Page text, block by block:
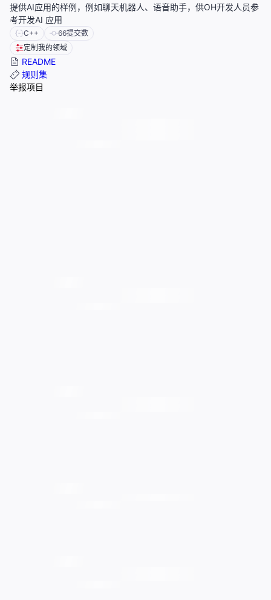
提供AI应用的样例，例如聊天机器人、语音助手，供OH开发人员参
考开发AI 应用
C++ 66提交数
定制我的领域
README
规则集
举报项目